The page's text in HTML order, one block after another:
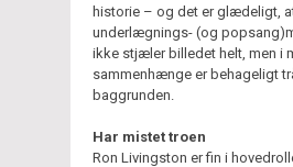
historie – og det er glædeligt,
underlægnings- (og
ikke stjæler billedet helt, men i
sammenhænge er behageligt
baggrunden.
Har mistet troen
Ron Livingston er fin i